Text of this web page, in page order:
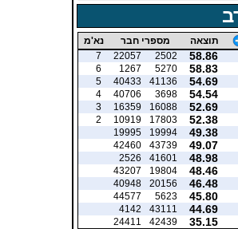
תוצאה מספרי חבר נא'מ
58.86
2502
22057
7
58.83
5270
1267
6
54.69
41136
40433
5
54.54
3698
40706
4
52.69
16088
16359
3
52.38
17803
10919
2
49.38
19994
19995
49.07
43739
42460
48.98
41601
2526
48.46
19804
43207
46.48
20156
40948
45.80
5623
44577
44.69
43111
4142
35.15
42439
24411